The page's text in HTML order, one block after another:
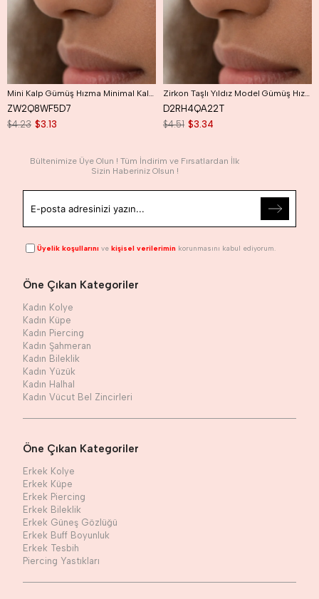
ZW2Q8WF5D7
$3.13
$4.23
D2RH4QA22T
$3.34
$4.51
Bültenimize Üye Olun ! Tüm İndirim ve Fırsatlardan İlk
Sizin Haberiniz Olsun !
Üyelik koşullarını vekişisel verilerimin korunmasını kabul ediyorum.
Öne Çıkan Kategoriler
Kadın Kolye
Kadın Küpe
Kadın Piercing
Kadın Şahmeran
Kadın Bileklik
Kadın Yüzük
Kadın Halhal
Kadın Vücut Bel Zincirleri
Öne Çıkan Kategoriler
Erkek Kolye
Erkek Küpe
Erkek Piercing
Erkek Bileklik
Erkek Güneş Gözlüğü
Erkek Buff Boyunluk
Erkek Tesbih
Piercing Yastıkları